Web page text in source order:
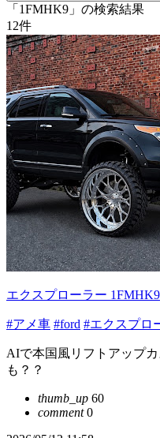
「1FMHK9」の検索結果
12件
エクスプローラー 1FMHK9
#アメ車 #ford #エクスプロ
AIで本国風リフトアップ
も？？
thumb_up 60
comment0